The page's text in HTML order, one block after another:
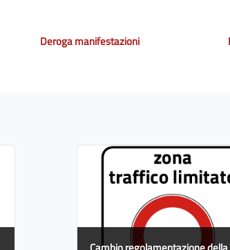
Deroga manifestazioni